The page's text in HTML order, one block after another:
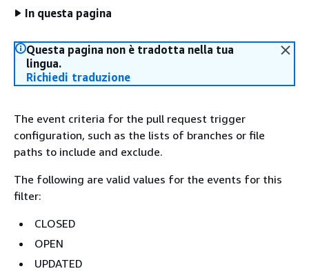
In questa pagina
Questa pagina non è tradotta nella tua
lingua.
Richiedi traduzione
The event criteria for the pull request trigger
configuration, such as the lists of branches or file
paths to include and exclude.
The following are valid values for the events for this
filter:
CLOSED
OPEN
UPDATED